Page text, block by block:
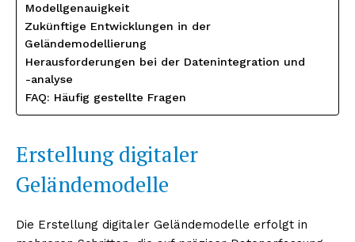
Modellgenauigkeit
Zukünftige Entwicklungen in der
Geländemodellierung
Herausforderungen bei der Datenintegration und
-analyse
FAQ: Häufig gestellte Fragen
Erstellung digitaler
Geländemodelle
Die Erstellung digitaler Geländemodelle erfolgt in